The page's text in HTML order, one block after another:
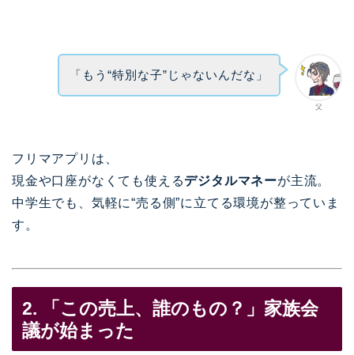
父
「もう“特別な子”じゃないんだな」
フリマアプリは、
現金や口座がなくても使えるデジタルマネーが主流。
中学生でも、気軽に“売る側”に立てる環境が整っていま
す。
2. 「この売上、誰のもの？」家族会
議が始まった